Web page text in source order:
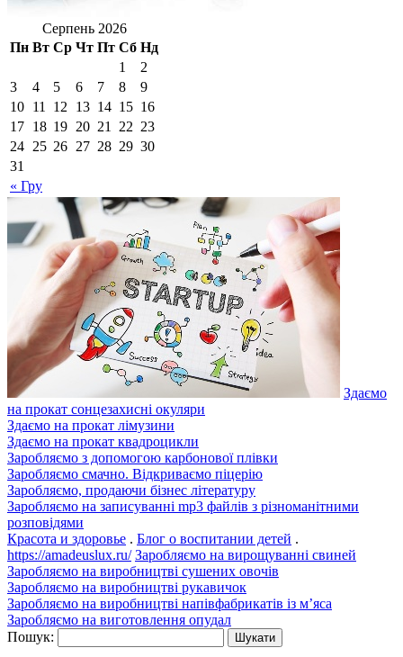
Серпень 2026
Пн Вт Ср Чт Пт Сб Нд
« Гру
1
2
3
4 5 6 7 8
9
10 11 12 13 14 15 16
17 18 19 20 21 22 23
24 25 26 27 28 29 30
31
Здаємо
на прокат сонцезахисні окуляри
Здаємо на прокат лімузини
Здаємо на прокат квадроцикли
Заробляємо з допомогою карбонової плівки
Заробляємо смачно. Відкриваємо піцерію
Заробляємо, продаючи бізнес літературу
Заробляємо на записуванні mp3 файлів з різноманітними
розповідями
Красота и здоровье . Блог о воспитании детей .
https://amadeuslux.ru/ Заробляємо на вирощуванні свиней
Заробляємо на виробництві сушених овочів
Заробляємо на виробництві рукавичок
Заробляємо на виробництві напівфабрикатів із м’яса
Заробляємо на виготовлення опудал
Пошук: